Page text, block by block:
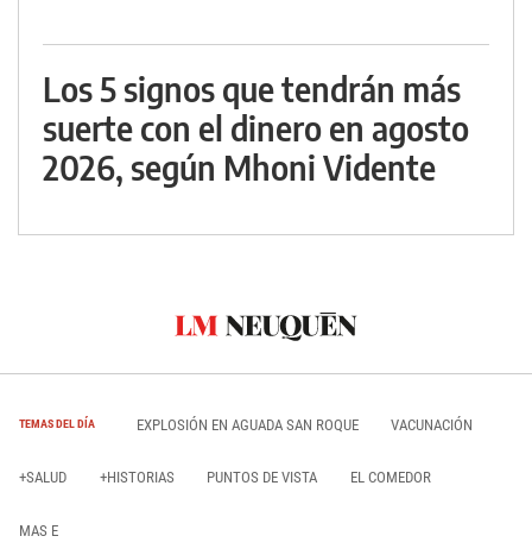
Los 5 signos que tendrán más
suerte con el dinero en agosto
2026, según Mhoni Vidente
TEMAS DEL DÍA EXPLOSIÓN EN AGUADA SAN ROQUE VACUNACIÓN
+SALUD +HISTORIAS PUNTOS DE VISTA EL COMEDOR
MAS E